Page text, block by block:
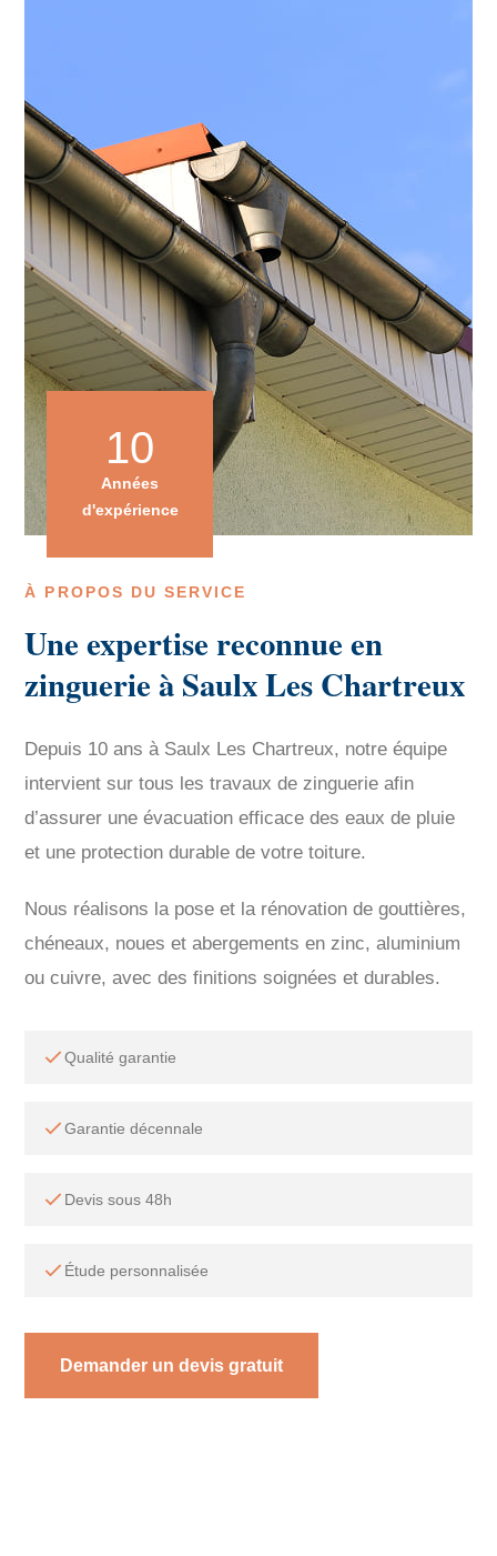
À PROPOS DU SERVICE
Une expertise reconnue en
zinguerie à Saulx Les Chartreux
Depuis 10 ans à Saulx Les Chartreux, notre équipe
intervient sur tous les travaux de zinguerie afin
d’assurer une évacuation efficace des eaux de pluie
et une protection durable de votre toiture.
Nous réalisons la pose et la rénovation de gouttières,
chéneaux, noues et abergements en zinc, aluminium
ou cuivre, avec des finitions soignées et durables.
Qualité garantie
Garantie décennale
Devis sous 48h
Étude personnalisée
Demander un devis gratuit
10
Années
d'expérience